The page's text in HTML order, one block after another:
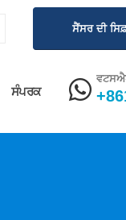
ਸੈਂਸਰ ਦੀ
ਸੰਪਰਕ